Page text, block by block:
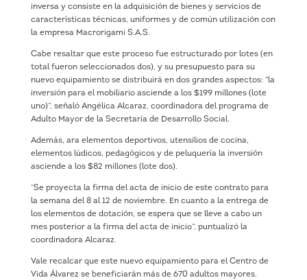
inversa y consiste en la adquisición de bienes y servicios de
características técnicas, uniformes y de común utilización con
la empresa Macrorigami S.A.S.
Cabe resaltar que este proceso fue estructurado por lotes (en
total fueron seleccionados dos), y su presupuesto para su
nuevo equipamiento se distribuirá en dos grandes aspectos: “la
inversión para el mobiliario asciende a los $199 millones (lote
uno)”, señaló Angélica Alcaraz, coordinadora del programa de
Adulto Mayor de la Secretaría de Desarrollo Social.
Además, ara elementos deportivos, utensilios de cocina,
elementos lúdicos, pedagógicos y de peluquería la inversión
asciende a los $82 millones (lote dos).
“Se proyecta la firma del acta de inicio de este contrato para
la semana del 8 al 12 de noviembre. En cuanto a la entrega de
los elementos de dotación, se espera que se lleve a cabo un
mes posterior a la firma del acta de inicio”, puntualizó la
coordinadora Alcaraz.
Vale recalcar que este nuevo equipamiento para el Centro de
Vida Álvarez se beneficiarán más de 670 adultos mayores.